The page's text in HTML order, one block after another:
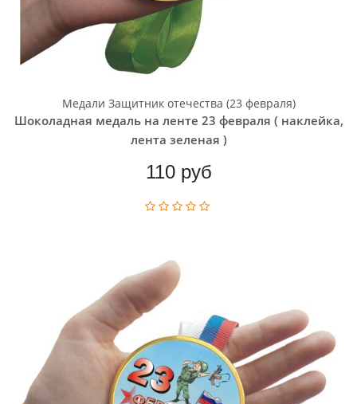
Медали Защитник отечества (23 февраля)
Шоколадная медаль на ленте 23 февраля ( наклейка,
лента зеленая )
110 руб